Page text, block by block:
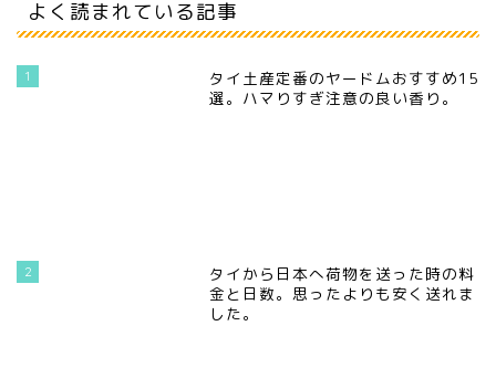
よく読まれている記事
1
タイ土産定番のヤードムおすすめ15
選。ハマりすぎ注意の良い香り。
2
タイから日本へ荷物を送った時の料
金と日数。思ったよりも安く送れま
した。